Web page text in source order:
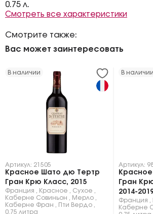
0.75 л.
Смотреть все характеристики
Смотрите также:
Вас может заинтересовать
В наличии
Артикул: 21505
Красное Шато дю Тертр
Гран Крю Класс, 2015
Франция Красное Сухое
Каберне Совиньон
Мерло
Каберне Фран
Пти Вердо
0.75 литра
В наличии
Артикул:
Гран
2014-
Франция
Каберне